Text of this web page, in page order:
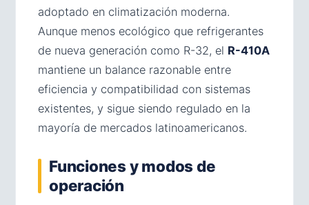
adoptado en climatización moderna.
Aunque menos ecológico que refrigerantes
de nueva generación como R-32, el R-410A
mantiene un balance razonable entre
eficiencia y compatibilidad con sistemas
existentes, y sigue siendo regulado en la
mayoría de mercados latinoamericanos.
Funciones y modos de
operación